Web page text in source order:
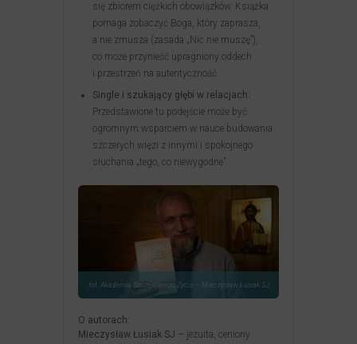
się zbiorem ciężkich obowiązków. Książka
pomaga zobaczyć Boga, który zaprasza,
a nie zmusza (zasada „Nic nie muszę”),
co może przynieść upragniony oddech
i przestrzeń na autentyczność.
Single i szukający głębi w relacjach:
Przedstawione tu podejście może być
ogromnym wsparciem w nauce budowania
szczerych więzi z innymi i spokojnego
słuchania „tego, co niewygodne”.
fot. Akademia Szczęśliwego Życia – Mieczysław Łusiak SJ
O autorach:
Mieczysław Łusiak SJ – jezuita, ceniony